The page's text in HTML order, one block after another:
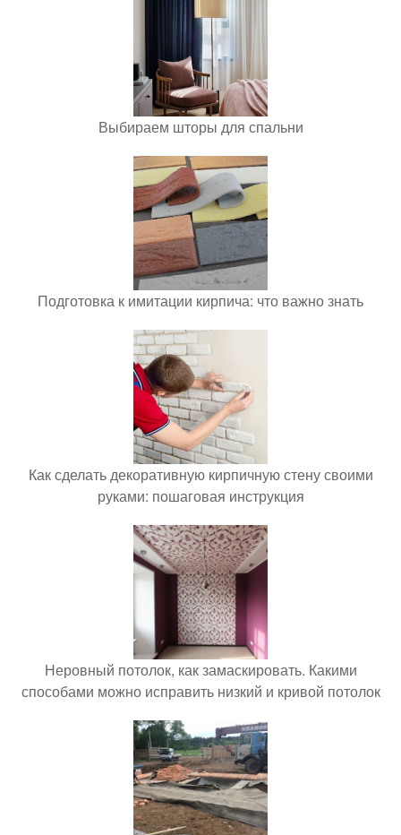
Выбираем шторы для спальни
Подготовка к имитации кирпича: что важно знать
Как сделать декоративную кирпичную стену своими
руками: пошаговая инструкция
Неровный потолок, как замаскировать. Какими
способами можно исправить низкий и кривой потолок